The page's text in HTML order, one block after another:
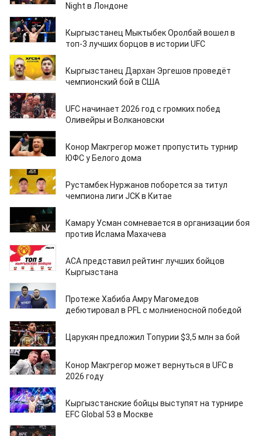
Night в Лондоне
17.03.2026
Кыргызстанец Мыктыбек Оролбай вошел в
топ-3 лучших борцов в истории UFC
10.03.2026
Кыргызстанец Дархан Эргешов проведёт
чемпионский бой в США
09.03.2026
UFC начинает 2026 год с громких побед
Оливейры и Волкановски
05.03.2026
Конор Макгрегор может пропустить турнир
ЮФС у Белого дома
04.03.2026
Рустамбек Нуржанов поборется за титул
чемпиона лиги JCK в Китае
27.02.2026
Камару Усман сомневается в организации боя
против Ислама Махачева
18.02.2026
ACA представил рейтинг лучших бойцов
Кыргызстана
09.02.2026
Протеже Хабиба Амру Магомедов
дебютировал в PFL с молниеносной победой
30.01.2026
Царукян предложил Топурии $3,5 млн за бой
28.01.2026
Конор Макгрегор может вернуться в UFC в
2026 году
27.01.2026
Кыргызстанские бойцы выступят на турнире
EFC Global 53 в Москве
25.01.2026